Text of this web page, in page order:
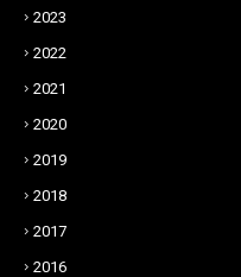
2023
2022
2021
2020
2019
2018
2017
2016